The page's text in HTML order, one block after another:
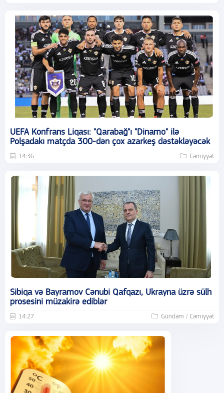
UEFA Konfrans Liqası: "Qarabağ"ı "Dinamo" ilə
Polşadakı matçda 300-dən çox azarkeş dəstəkləyəcək
14:36 Cəmiyyət
Sibiqa və Bayramov Cənubi Qafqazı, Ukrayna üzrə sülh
prosesini müzakirə ediblər
14:27 Gündəm / Cəmiyyət